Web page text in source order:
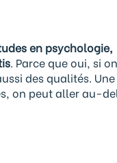
en psychologie,
. Parce que oui, si on
des qualités.
on peut aller au-